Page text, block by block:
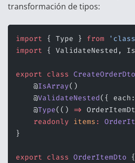
transformación de tipos:
import { Type } from
import { ValidateNested,
export class CreateOrderDto
    @
IsArray()
    @
ValidateNested({ each:
    @
Type(() =>
    readonly
items :
}
export class OrderItemDto {